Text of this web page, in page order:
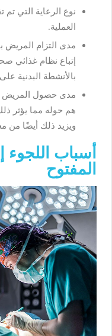
نوع الرعاية التي تم
العملية.
مدى التزام المريض
إتباع نظام غذائي
بالأنشطة البدنية
مدى حصول المريض
هم حوله مما يؤثر
ويزيد ذلك أيضًا من
أسباب اللجوء
المفتوح